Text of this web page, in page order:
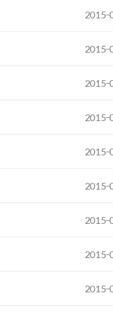
2015-
2015-
2015-
2015-
2015-
2015-
2015-
2015-
2015-